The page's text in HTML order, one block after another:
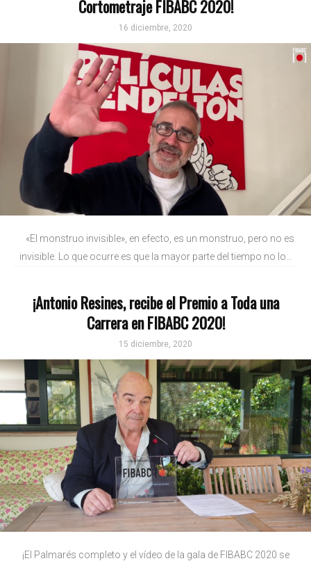
Cortometraje FIBABC 2020!
16 diciembre, 2020
«El monstruo invisible», en efecto, es un monstruo, pero no es
invisible. Lo que ocurre es que la mayor parte del tiempo no lo...
¡Antonio Resines, recibe el Premio a Toda una
Carrera en FIBABC 2020!
15 diciembre, 2020
¡El Palmarés completo y el vídeo de la gala de FIBABC 2020 se